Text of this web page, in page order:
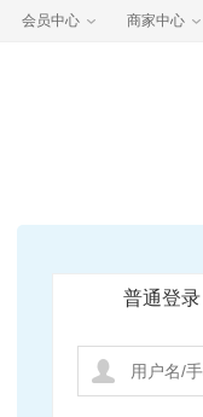
会员中心 商家中心
普通登录